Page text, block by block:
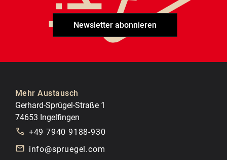
Newsletter abonnieren
Mehr Austausch
Gerhard-Sprügel-Straße 1
74653 Ingelfingen
+49 7940 9188-930
info@spruegel.com